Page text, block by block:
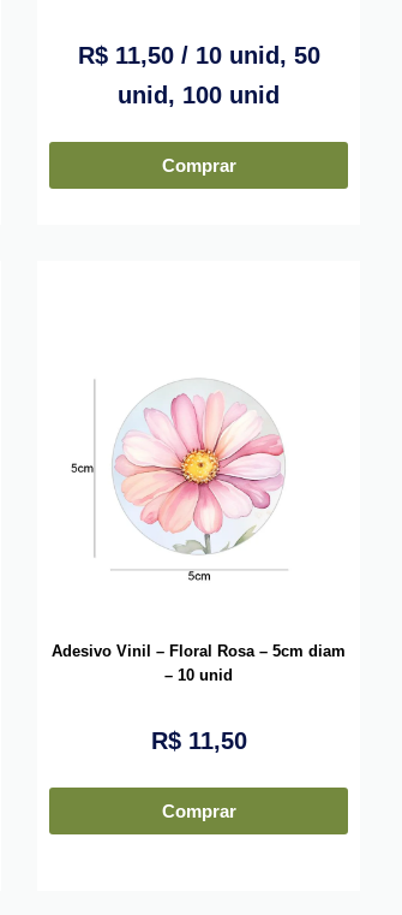
R$11,50/ 10 unid, 50
unid, 100 unid
Comprar
Adesivo Vinil – Floral Rosa – 5cm diam
– 10 unid
R$11,50
Comprar